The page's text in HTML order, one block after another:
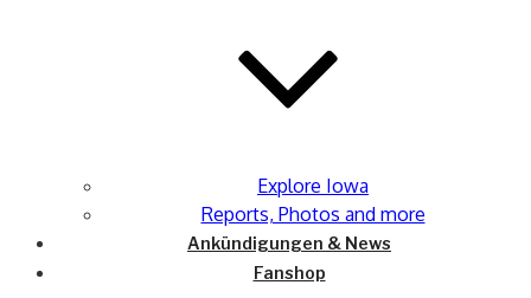
Explore Iowa
Reports, Photos and more
Ankündigungen & News
Fanshop